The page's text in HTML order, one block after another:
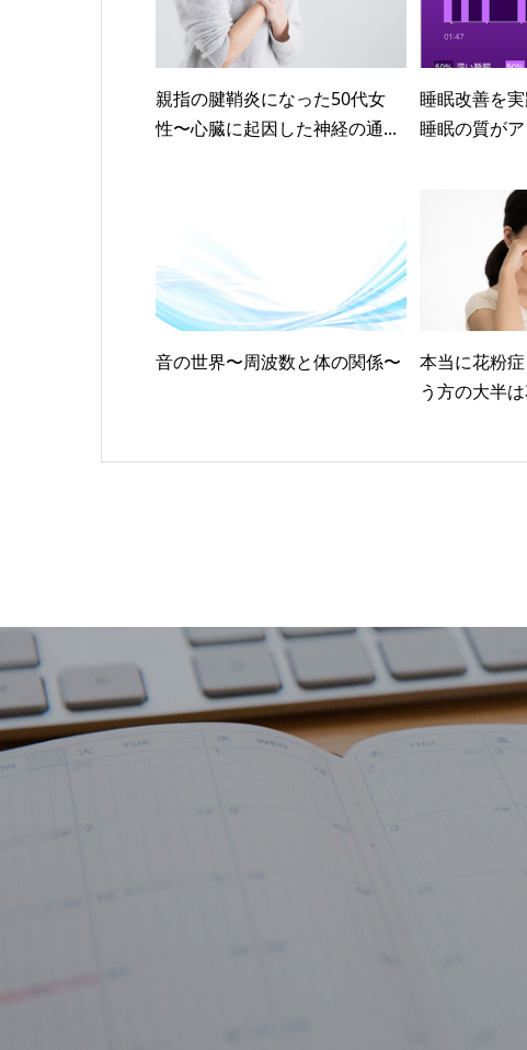
親指の腱鞘炎になった50代女
性〜心臓に起因した神経の通...
睡眠改善を
睡眠の質がア
音の世界〜周波数と体の関係〜
本当に花粉
う方の大半